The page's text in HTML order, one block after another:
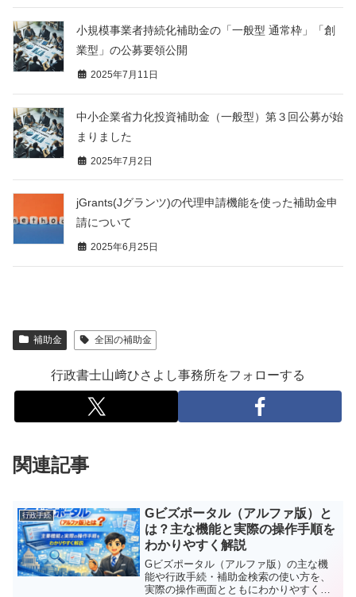
小規模事業者持続化補助金の「一般型 通常枠」「創
業型」の公募要領公開
2025年7月11日
中小企業省力化投資補助金（一般型）第３回公募が始
まりました
2025年7月2日
jGrants(Jグランツ)の代理申請機能を使った補助金申
請について
2025年6月25日
補助金 全国の補助金
行政書士山﨑ひさよし事務所をフォローする
関連記事
行政手続
Gビズポータル（アルファ版）と
は？主な機能と実際の操作手順を
わかりやすく解説
Gビズポータル（アルファ版）の主な機
能や行政手続・補助金検索の使い方を、
実際の操作画面とともにわかりやすく解